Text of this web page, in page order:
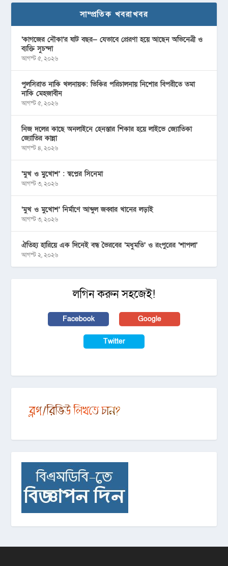
সাম্প্রতিক খবরাখবর
‘কাগজের নৌকা’র ষাট বছর— যেভাবে প্রেরণা হয়ে আছেন অভিনেত্রী ও
ব্যক্তি সুচন্দা
আগস্ট ৫, ২০২৬
পুলসিরাত নাকি খলনায়ক: ভিকির পরিচালনায় নিশোর বিপরীতে তমা
নাকি মেহজাবীন
আগস্ট ৫, ২০২৬
নিজ দলের কাছে অনলাইনে হেনস্তার শিকার হয়ে লাইভে জ্যোতিকা
জ্যোতির কান্না
আগস্ট ৪, ২০২৬
‘মুখ ও মু্খোশ’ : স্বপ্নের সিনেমা
আগস্ট ৩, ২০২৬
‘মুখ ও মুখোশ’ নির্মাণে আব্দুল জব্বার খানের লড়াই
আগস্ট ৩, ২০২৬
ঐতিহ্য হারিয়ে এক দিনেই বন্ধ ভৈরবের ‘মধুমতি’ ও রংপুরের ‘শাপলা’
আগস্ট ২, ২০২৬
লগিন করুন সহজেই!
Facebook Google
Twitter